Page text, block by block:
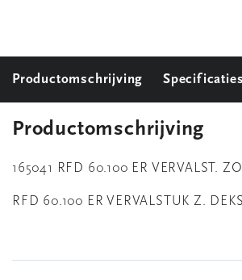
Productomschrijving Specificaties
Productomschrijving
165041 RFD 60.100 ER VERVALST.
RFD 60.100 ER VERVALSTUK Z.